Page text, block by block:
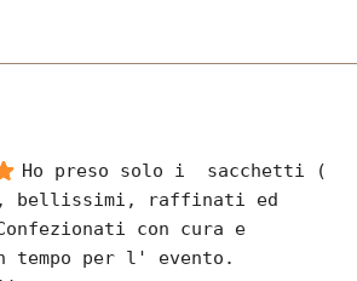
Ho preso solo i  sacchetti (
bellissimi, raffinati ed
con cura e
per l' evento.